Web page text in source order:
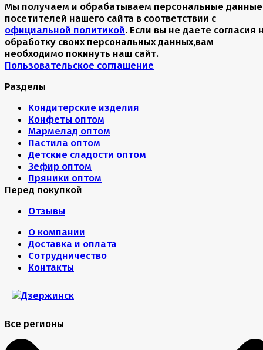
Мы получаем и обрабатываем персональные данные
посетителей нашего сайта в соответствии с
официальной политикой. Если вы не даете согласия
обработку своих персональных данных,вам
необходимо покинуть наш сайт.
Пользовательское соглашение
Разделы
Кондитерские изделия
Конфеты оптом
Мармелад оптом
Пастила оптом
Детские сладости оптом
Зефир оптом
Пряники оптом
Перед покупкой
Отзывы
О компании
Доставка и оплата
Сотрудничество
Контакты
Все регионы